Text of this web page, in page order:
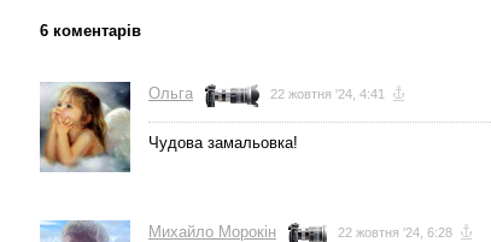
6 коментарів
Ольга 22 жовтня '24, 4:41
Чудова замальовка!
Михайло Морокін 22 жовтня '24, 6:28